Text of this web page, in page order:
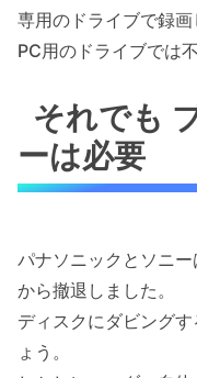
専用のドライブで録画
PC用のドライブでは
それでも
ーは必要
パナソニックとソニ
から撤退しました。
ディスクにダビング
ょう。